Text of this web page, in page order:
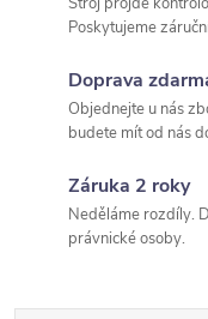
Poskytujeme
Doprava
Objednejte u nás
budete mít od nás
Záruka 2 roky
Neděláme rozdíly.
právnické osoby.